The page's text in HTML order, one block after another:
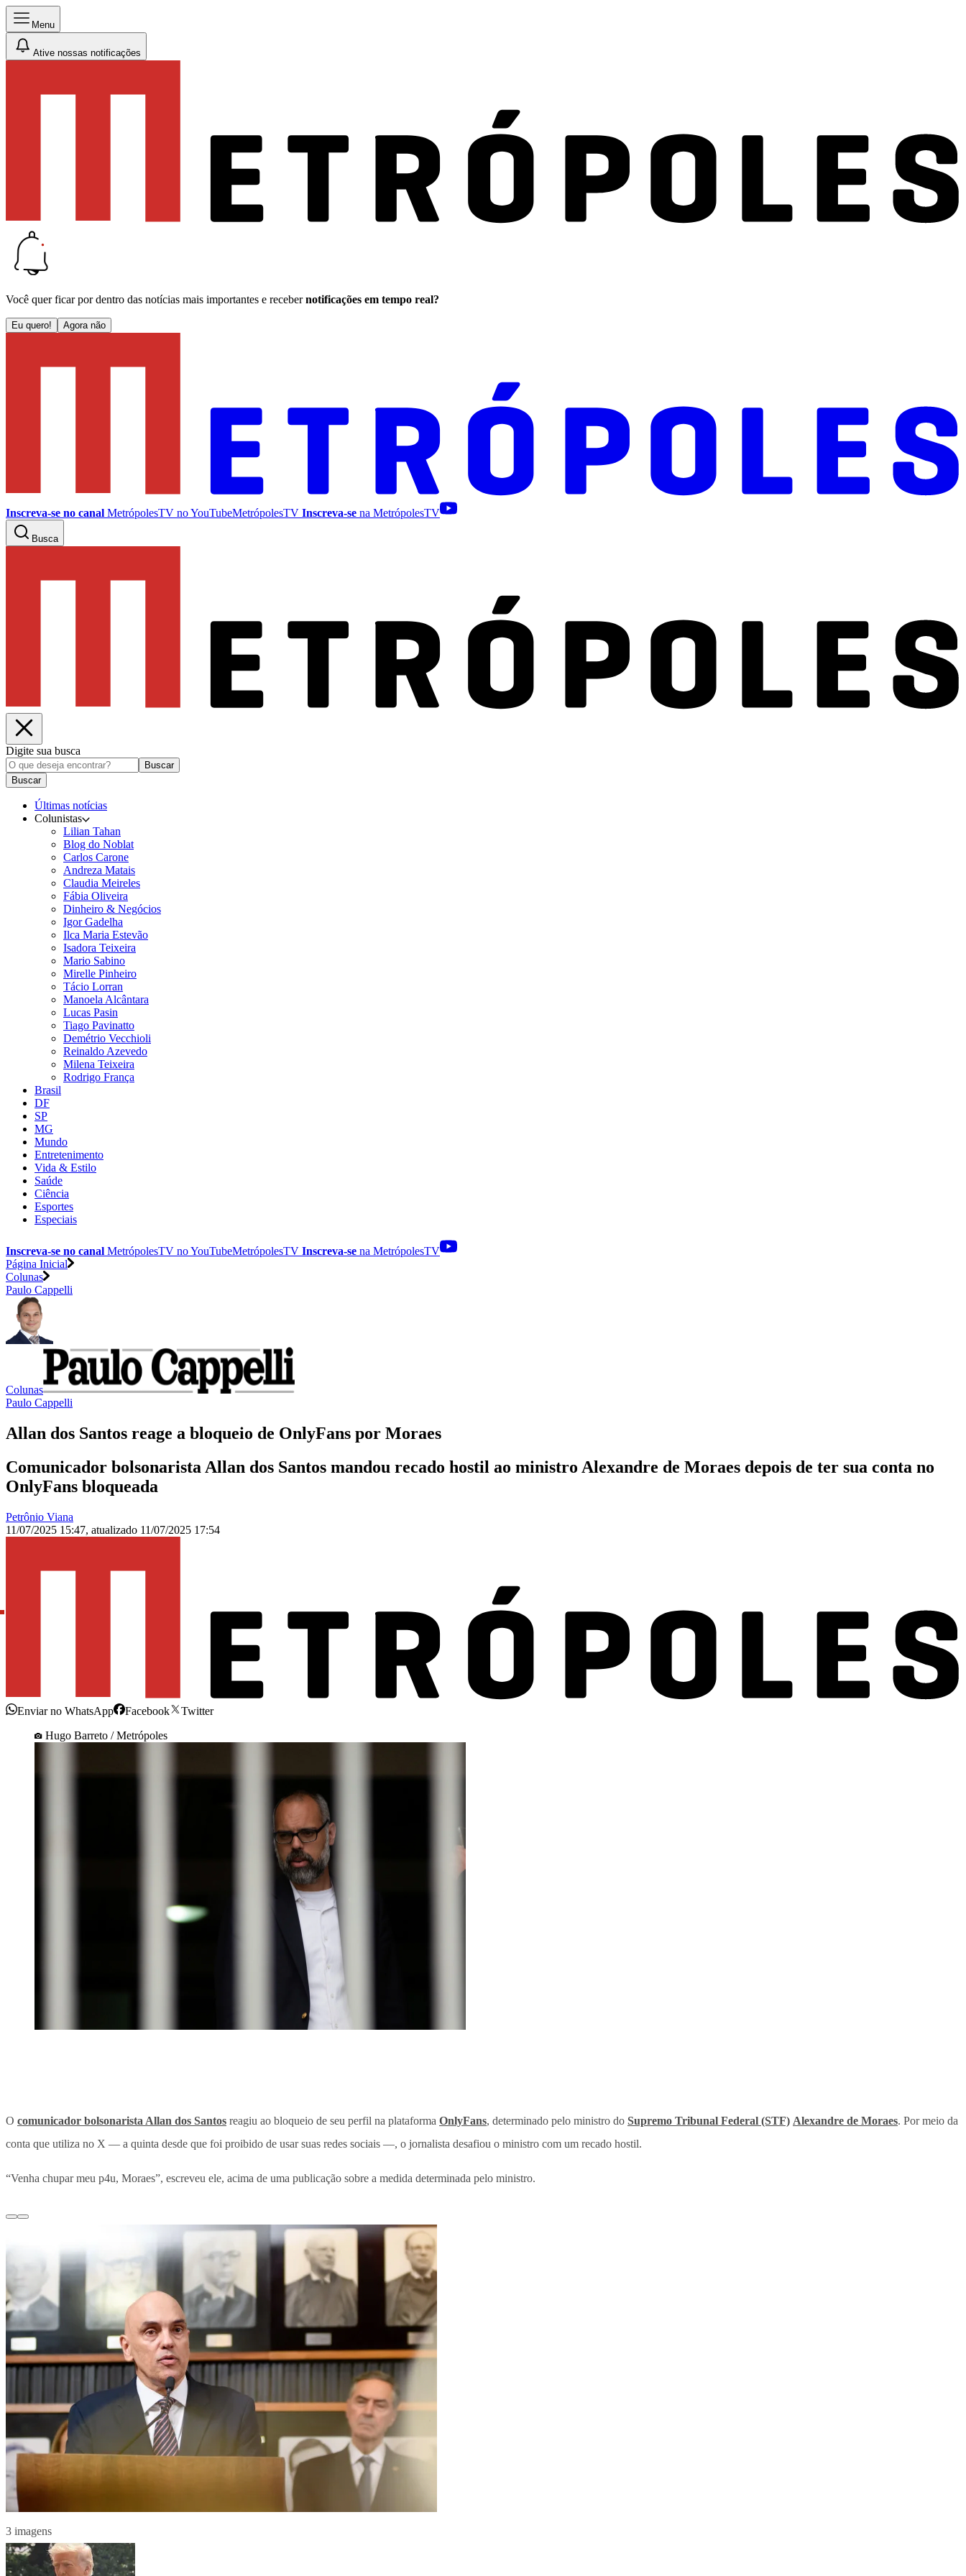
Menu
Ative nossas notificações
Você quer ficar por dentro das notícias mais importantes e receber notificações em tempo real?
Eu quero! Agora não
Inscreva-se no canal MetrópolesTV noYouTubeMetrópolesTV Inscreva-se na MetrópolesTV
Busca
Digite sua busca
Buscar
Buscar
Últimas notícias
Colunistas
Lilian Tahan
Blog do Noblat
Carlos Carone
Andreza Matais
Claudia Meireles
Fábia Oliveira
Dinheiro & Negócios
Igor Gadelha
Ilca Maria Estevão
Isadora Teixeira
Mario Sabino
Mirelle Pinheiro
Tácio Lorran
Manoela Alcântara
Lucas Pasin
Tiago Pavinatto
Demétrio Vecchioli
Reinaldo Azevedo
Milena Teixeira
Rodrigo França
Brasil
DF
SP
MG
Mundo
Entretenimento
Vida & Estilo
Saúde
Ciência
Esportes
Especiais
Inscreva-se no canal MetrópolesTV noYouTubeMetrópolesTV Inscreva-se na MetrópolesTV
Página Inicial
Colunas
Paulo Cappelli
Colunas
Paulo Cappelli
Allan dos Santos reage a bloqueio de OnlyFans por Moraes
Comunicador bolsonarista Allan dos Santos mandou recado hostil ao ministro Alexandre de Moraes depois de ter sua conta no
OnlyFans bloqueada
Petrônio Viana
11/07/2025 15:47, atualizado 11/07/2025 17:54
Enviar no WhatsApp Facebook
Twitter
Hugo Barreto / Metrópoles
O comunicador bolsonarista Allan dos Santos reagiu ao bloqueio de seu perfil na plataforma OnlyFans, determinado pelo ministro do Supremo Tribunal Federal (STF) Alexandre de Moraes. Por meio da
conta que utiliza no X — a quinta desde que foi proibido de usar suas redes sociais —, o jornalista desafiou o ministro com um recado hostil.
“Venha chupar meu p4u, Moraes”, escreveu ele, acima de uma publicação sobre a medida determinada pelo ministro.
3 imagens